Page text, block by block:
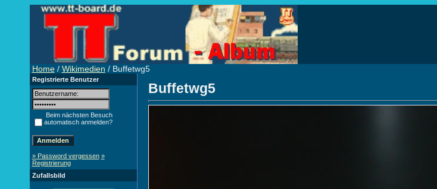
Home/ Wikimedien / Buffetwg5
Registrierte Benutzer
Beim nächsten Besuch
automatisch anmelden?
» Password vergessen »
Registrierung
Zufallsbild
Buffetwg5